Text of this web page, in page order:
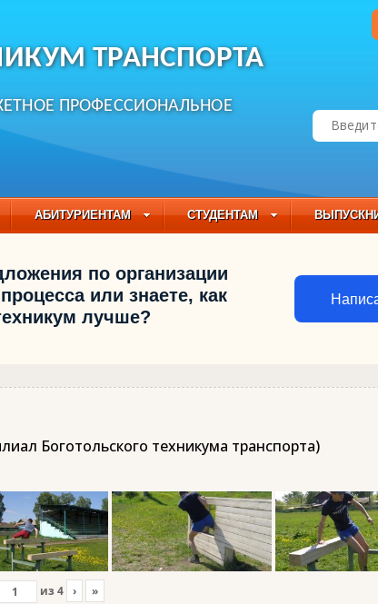
ТРАНСПОРТА
ПРОФЕССИОНАЛЬНОЕ
АБИТУРИЕНТАМ СТУДЕНТАМ
ГОД
по организации
или знаете, как
лучше?
Боготольского техникума транспорта)
из 4 › »